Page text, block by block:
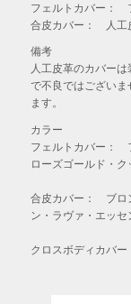
フェルトカバー：
合皮カバー： 人工
備考
人工皮革のカバー
で不良ではござい
ます。
カラー
フェルトカバー：
ローズゴールド・
合皮カバー： ブロ
ン・ラヴァ・エッ
クロスボディカバ